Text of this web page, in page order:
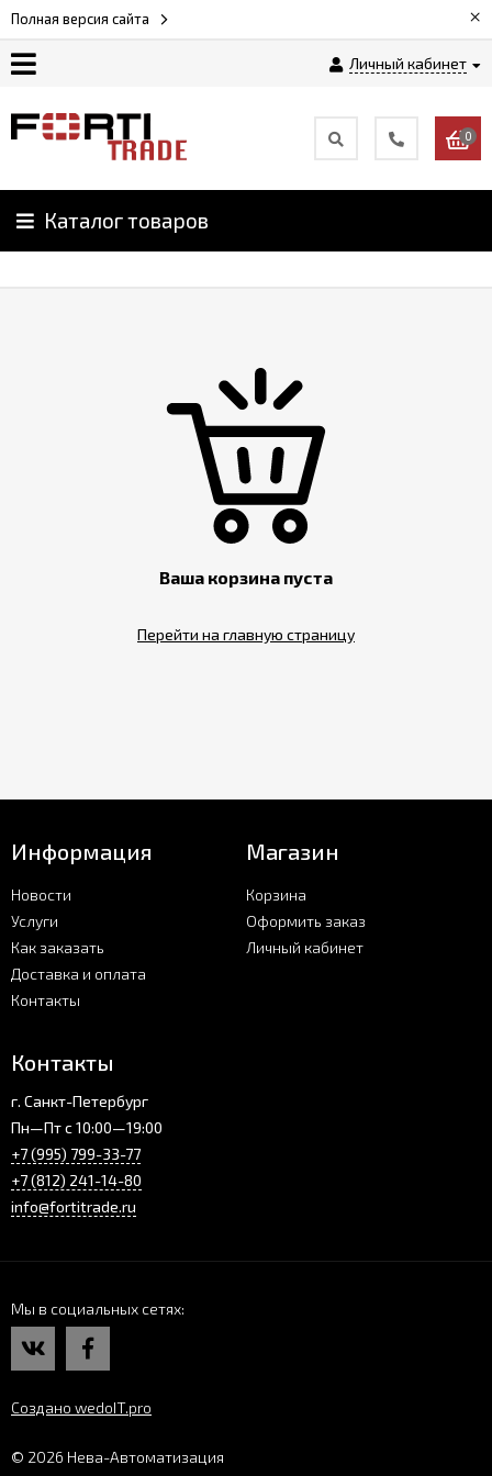
Полная версия сайта ×
Личный кабинет
0
Каталог товаров
Ваша корзина пуста
Перейти на главную страницу
Информация
Новости
Услуги
Как заказать
Доставка и оплата
Контакты
Магазин
Корзина
Оформить заказ
Личный кабинет
Контакты
г. Санкт-Петербург
Пн—Пт с 10:00—19:00
+7 (995) 799-33-77
+7 (812) 241-14-80
info@fortitrade.ru
Мы в социальных сетях
Создано wedoIT.pro
© 2026 Нева-Автоматизация